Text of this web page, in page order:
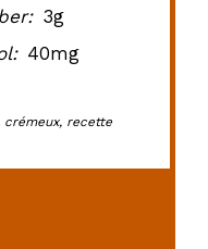
3g
40mg
crémeux, recette